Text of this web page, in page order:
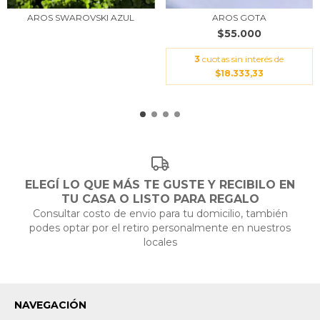
AROS SWAROVSKI AZUL AROS GOTA
$55.000
3 cuotas sin interés de
$18.333,33
ELEGÍ LO QUE MÁS TE GUSTE Y RECIBILO EN
TU CASA O LISTO PARA REGALO
Consultar costo de envio para tu domicilio, también
podes optar por el retiro personalmente en nuestros
locales
NAVEGACIÓN